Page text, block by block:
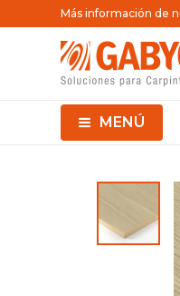
MENÚ
Más información de